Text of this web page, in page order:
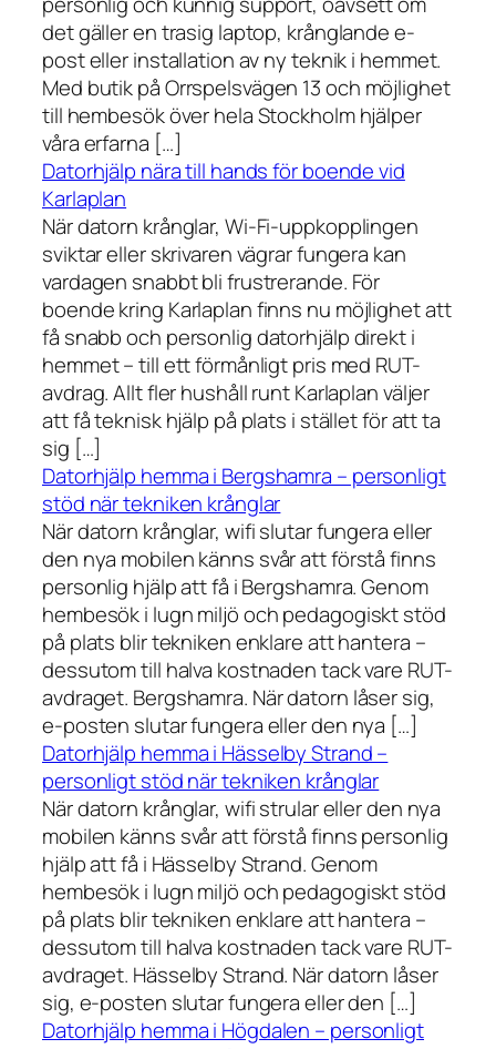
det gäller en trasig laptop, krånglande e-
post eller installation av ny teknik i hemmet.
Med butik på Orrspelsvägen 13 och möjlighet
till hembesök över hela Stockholm hjälper
våra erfarna […]
Datorhjälp nära till hands för boende vid
Karlaplan
När datorn krånglar, Wi-Fi-uppkopplingen
sviktar eller skrivaren vägrar fungera kan
vardagen snabbt bli frustrerande. För
boende kring Karlaplan finns nu möjlighet att
få snabb och personlig datorhjälp direkt i
hemmet – till ett förmånligt pris med RUT-
avdrag. Allt fler hushåll runt Karlaplan väljer
att få teknisk hjälp på plats i stället för att ta
sig […]
Datorhjälp hemma i Bergshamra – personligt
stöd när tekniken krånglar
När datorn krånglar, wifi slutar fungera eller
den nya mobilen känns svår att förstå finns
personlig hjälp att få i Bergshamra. Genom
hembesök i lugn miljö och pedagogiskt stöd
på plats blir tekniken enklare att hantera –
dessutom till halva kostnaden tack vare RUT-
avdraget. Bergshamra. När datorn låser sig,
e-posten slutar fungera eller den nya […]
Datorhjälp hemma i Hässelby Strand –
personligt stöd när tekniken krånglar
När datorn krånglar, wifi strular eller den nya
mobilen känns svår att förstå finns personlig
hjälp att få i Hässelby Strand. Genom
hembesök i lugn miljö och pedagogiskt stöd
på plats blir tekniken enklare att hantera –
dessutom till halva kostnaden tack vare RUT-
avdraget. Hässelby Strand. När datorn låser
sig, e-posten slutar fungera eller den […]
Datorhjälp hemma i Högdalen – personligt